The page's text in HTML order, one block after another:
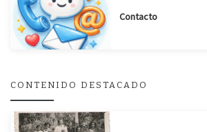
Contacto
CONTENIDO DESTACADO